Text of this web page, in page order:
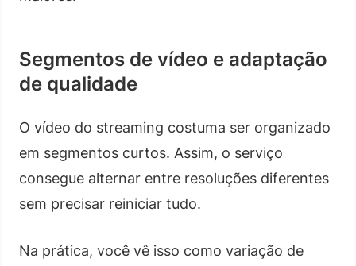
Segmentos de vídeo e adaptação
de qualidade
O vídeo do streaming costuma ser organizado
em segmentos curtos. Assim, o serviço
consegue alternar entre resoluções diferentes
sem precisar reiniciar tudo.
Na prática, você vê isso como variação de